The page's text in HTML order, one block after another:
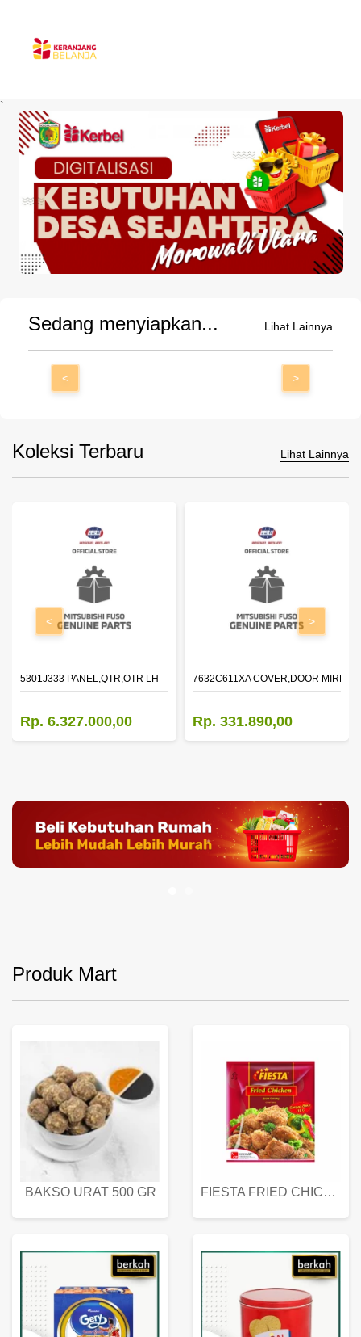
`
Sedang menyiapkan... Lihat Lainnya
< >
Koleksi Terbaru Lihat Lainnya
5301J333 PANEL,QTR,OTR LH
Rp. 6.327.000,00
7632C611XA COVER,DOOR
Rp. 331.890,00
< >
Produk Mart
BAKSO URAT 500 GR FIESTA FRIED CHICKEN 500 GR